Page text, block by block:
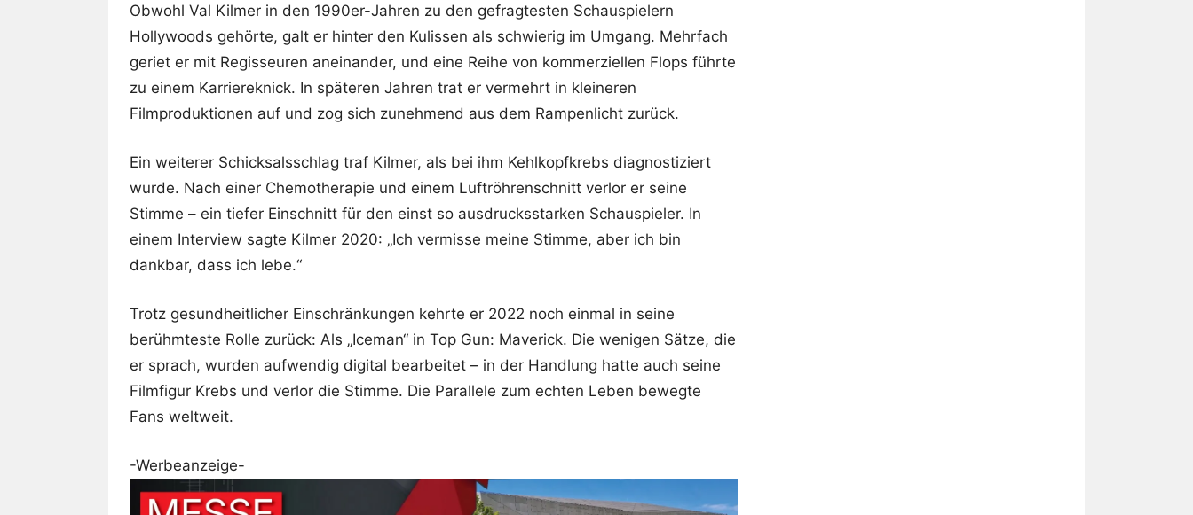
Obwohl Val Kilmer in den 1990er-Jahren zu den gefragtesten Schauspielern
Hollywoods gehörte, galt er hinter den Kulissen als schwierig im Umgang. Mehrfach
geriet er mit Regisseuren aneinander, und eine Reihe von kommerziellen Flops führte
zu einem Karriereknick. In späteren Jahren trat er vermehrt in kleineren
Filmproduktionen auf und zog sich zunehmend aus dem Rampenlicht zurück.
Ein weiterer Schicksalsschlag traf Kilmer, als bei ihm Kehlkopfkrebs diagnostiziert
wurde. Nach einer Chemotherapie und einem Luftröhrenschnitt verlor er seine
Stimme – ein tiefer Einschnitt für den einst so ausdrucksstarken Schauspieler. In
einem Interview sagte Kilmer 2020: „Ich vermisse meine Stimme, aber ich bin
dankbar, dass ich lebe.“
Trotz gesundheitlicher Einschränkungen kehrte er 2022 noch einmal in seine
berühmteste Rolle zurück: Als „Iceman“ in Top Gun: Maverick. Die wenigen Sätze, die
er sprach, wurden aufwendig digital bearbeitet – in der Handlung hatte auch seine
Filmfigur Krebs und verlor die Stimme. Die Parallele zum echten Leben bewegte
Fans weltweit.
-Werbeanzeige-